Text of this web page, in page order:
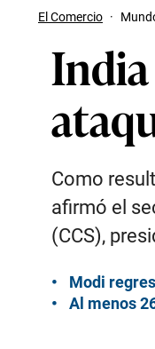
El Comercio ·
Como
afirmó el
(CCS),
Modi
Al menos